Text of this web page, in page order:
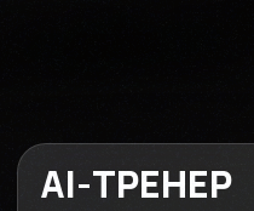
AI-ТРЕНЕР